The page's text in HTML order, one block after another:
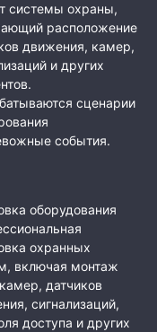
системы охраны,
расположение
движения, камер,
и других
сценарии
события.
оборудования
охранных
включая монтаж
датчиков
сигнализаций,
доступа и других